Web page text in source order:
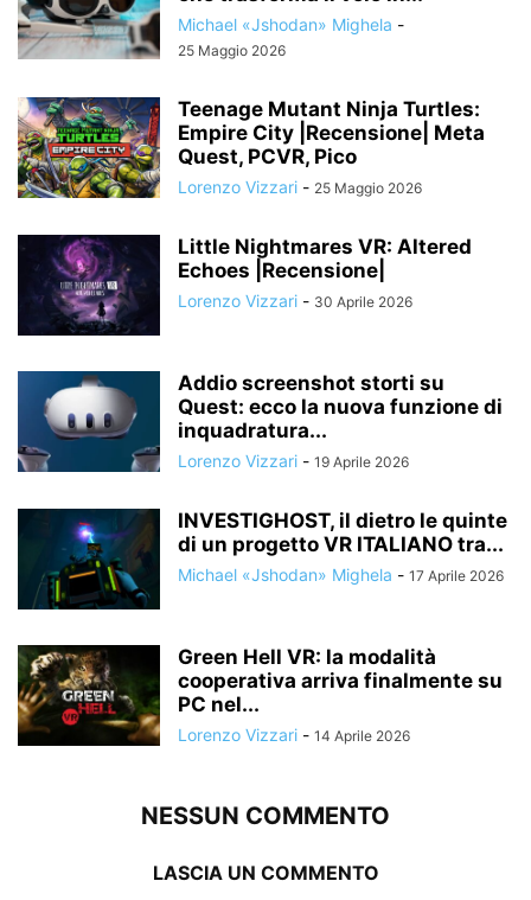
Michael «Jshodan» Mighela -
25 Maggio 2026
Teenage Mutant Ninja Turtles:
Empire City |Recensione| Meta
Quest, PCVR, Pico
Lorenzo Vizzari - 25 Maggio 2026
Little Nightmares VR: Altered
Echoes |Recensione|
Lorenzo Vizzari - 30 Aprile 2026
Addio screenshot storti su
Quest: ecco la nuova funzione di
inquadratura...
Lorenzo Vizzari - 19 Aprile 2026
INVESTIGHOST, il dietro le quinte
di un progetto VR ITALIANO tra...
Michael «Jshodan» Mighela - 17 Aprile 2026
Green Hell VR: la modalità
cooperativa arriva finalmente su
PC nel...
Lorenzo Vizzari - 14 Aprile 2026
NESSUN COMMENTO
LASCIA UN COMMENTO